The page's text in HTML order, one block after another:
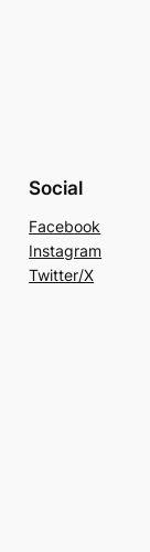
Social
Facebook
Instagram
Twitter/X